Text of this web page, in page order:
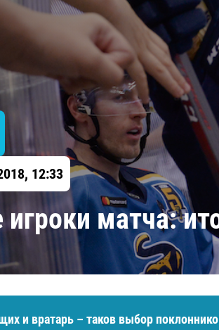
Локомотив
Северсталь
Шанхайские Драконы
Амур
Барыс
Салават
Сибирь
12:33
матча:
и вратарь – таков выбор